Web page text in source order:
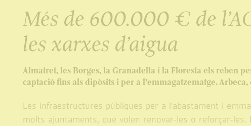
Més de 600.000 € de
les xarxes d’aigua
Almatret, les Borges, la Granadella i la Floresta els reben
captació fins als dipòsits i per a l'emmagatzematge.
Les infraestructures públiques per a l'abastament i
molts ajuntaments, que volen renovar-les o reforçar-les.